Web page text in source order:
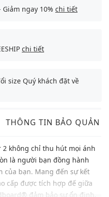
Giảm ngay 10% chi tiết
chi tiết
size Quý khách đặt về
THÔNG TIN BẢO QUẢN
2 không chỉ thu hút mọi ánh
là người bạn đồng hành
của bạn. Mang đến sự kết
cấp được tích hợp đế giữa
đảm bảo sự ổn định,